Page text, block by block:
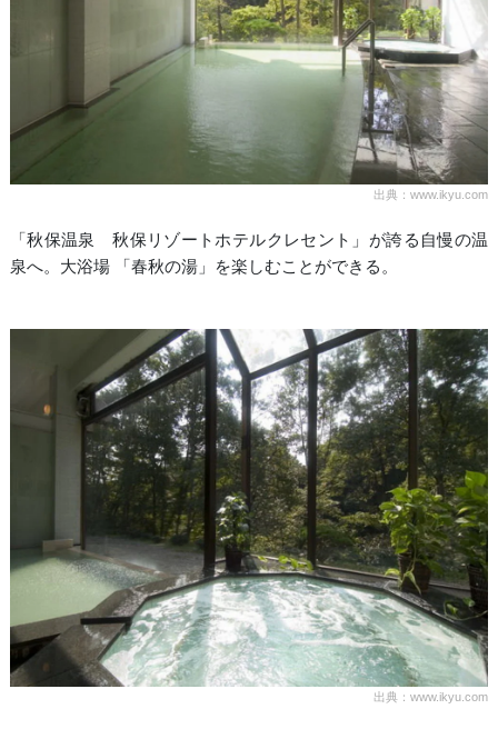
出典：www.ikyu.com
「秋保温泉 秋保リゾートホテルクレセント」が誇る自慢の温
泉へ。大浴場 「春秋の湯」を楽しむことができる。
出典：www.ikyu.com